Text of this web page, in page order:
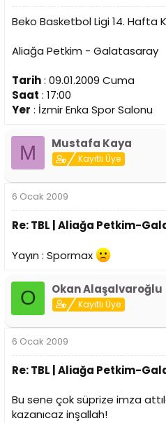
l
a
a
n
t
a
i
h
Beko Basketbol Ligi 14. Hafta
Aliağa Petkim - Galatasaray
Tarih: 09.01.2009 Cuma
Saat : 17:00
Yer : İzmir Enka Spor Salonu
M Mustafa Kaya
Kayıtlı Üye
6 Ocak 2009
Re: TBL | Aliağa Petkim-
Yayın : Spormax
O Okan Alaşalvaroğlu
Kayıtlı Üye
6 Ocak 2009
Re: TBL | Aliağa Petkim-
Bu sene çok süprize imza
kazanıcaz inşallah!